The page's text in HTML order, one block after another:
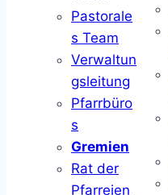
Pastorale
s Team
Verwaltun
gsleitung
Pfarrbüro
s
Gremien
Rat der
Pfarreien